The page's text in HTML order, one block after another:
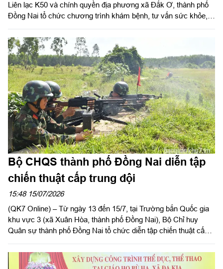
Liên lạc K50 và chính quyền địa phương xã Đắk Ơ, thành phố
Đồng Nai tổ chức chương trình khám bệnh, tư vấn sức khỏe,
công với cách mạng, hộ nghèo, người dân có hoàn cảnh khó
khăn trên địa bàn.
Bộ CHQS thành phố Đồng Nai diễn tập
chiến thuật cấp trung đội
15:48 15/07/2026
(QK7 Online) – Từ ngày 13 đến 15/7, tại Trường bắn Quốc gia
khu vực 3 (xã Xuân Hòa, thành phố Đồng Nai), Bộ Chỉ huy
Quân sự thành phố Đồng Nai tổ chức diễn tập chiến thuật cấp
khu vực 4 - Bình Long, Trung đoàn Bộ binh 736 và Trung đoàn
Đồng Nai. Đại tá Nguyễn Bá Phú, Phó Chỉ huy trưởng Bộ